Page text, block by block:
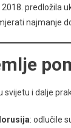
predložila
najmanje
svijetu i dalje
: odlučile